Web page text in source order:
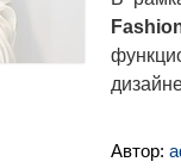
Автор: